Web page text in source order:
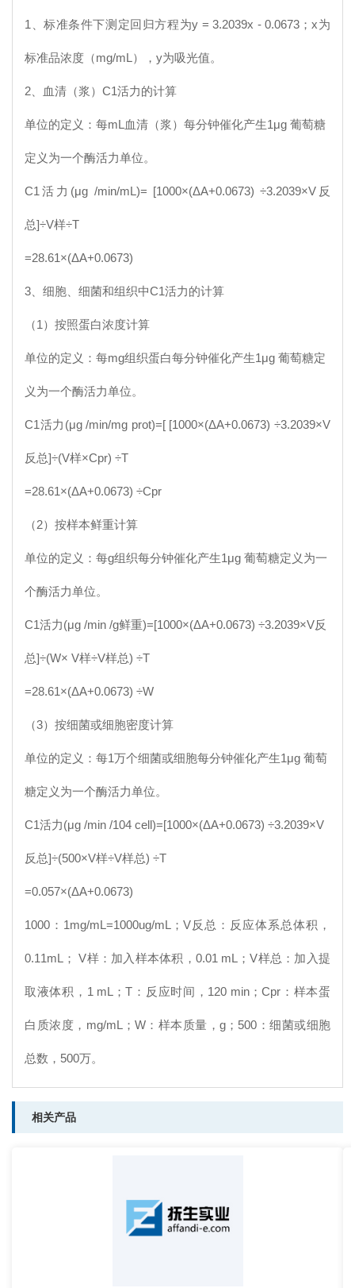
1、标准条件下测定回归方程为y = 3.2039x - 0.0673；x为
标准品浓度（mg/mL），y为吸光值。
2、血清（浆） C1活力的计算
单位的定义：每mL血清（浆）每分钟催化产生1μg 葡萄糖
定义为一个酶活力单位。
C1 活力(μg /min/mL)= [1000×(ΔA+0.0673) ÷3.2039×V反
总]÷V样÷T
=28.61×(ΔA+0.0673)
3、细胞、细菌和组织中C1活力的计算
（1）按照蛋白浓度计算
单位的定义：每mg组织蛋白每分钟催化产生1μg 葡萄糖定
义为一个酶活力单位。
C1活力(μg /min/mg prot)=[ [1000×(ΔA+0.0673) ÷3.2039×V
反总]÷(V样×Cpr) ÷T
=28.61×(ΔA+0.0673) ÷Cpr
（2）按样本鲜重计算
单位的定义：每g组织每分钟催化产生1μg 葡萄糖定义为一
个酶活力单位。
C1活力(μg /min /g鲜重)=[1000×(ΔA+0.0673) ÷3.2039×V反
总]÷(W× V样÷V样总) ÷T
=28.61×(ΔA+0.0673) ÷W
（3）按细菌或细胞密度计算
单位的定义：每1万个细菌或细胞每分钟催化产生1μg 葡萄
糖定义为一个酶活力单位。
C1活力(μg /min /104 cell)=[1000×(ΔA+0.0673) ÷3.2039×V
反总]÷(500×V样÷V样总) ÷T
=0.057×(ΔA+0.0673)
1000：1mg/mL=1000ug/mL；V反总：反应体系总体积，
0.11mL； V样：加入样本体积，0.01 mL；V样总：加入提
取液体积，1 mL；T：反应时间，120 min；Cpr：样本蛋
白质浓度，mg/mL；W：样本质量，g；500：细菌或细胞
总数，500万。
相关产品